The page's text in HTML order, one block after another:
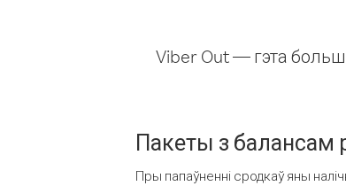
Viber Out — гэта больш
Пакеты з балансам
Пры папаўненні сродкаў яны